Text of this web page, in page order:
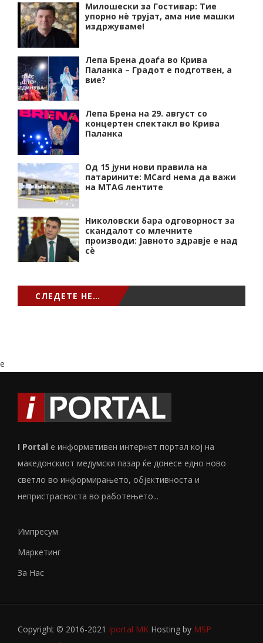
Милошески за Гостивар: Тие
упорно нѐ трујат, ама ние машки
издржуваме!
Лепа Брена доаѓа во Крива
Паланка – Градот е подготвен, а
вие?
Лепа Брена на 29. август со
концертен спектакл во Крива
Паланка
Од 15 јуни нови правила на
патарините: MCard нема да важи
на MTAG лентите
Николовски бара одговорност за
скандалот со млечните
производи: Јавното здравје е над
сѐ
СЛЕДЕТЕ НЕ…
e
I Portal е информативен интернет портал кој на
македонскиот медумски пазар ќе донесе едно ново
светло во информирањето, објективноста и
непристрасноста во работењето...
Импресум
Маркетинг
За Нас
Copyright © 2016-2021 Iportal MK Hosting by MSP